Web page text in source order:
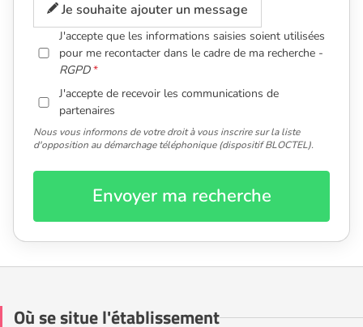
Je souhaite ajouter un message
J'accepte que les informations saisies soient utilisées
pour me recontacter dans le cadre de ma recherche -
RGPD
J'accepte de recevoir les communications de
partenaires
Nous vous informons de votre droit à vous inscrire sur la liste
d'opposition au démarchage téléphonique (dispositif BLOCTEL).
Envoyer ma recherche
Où se situe l'établissement